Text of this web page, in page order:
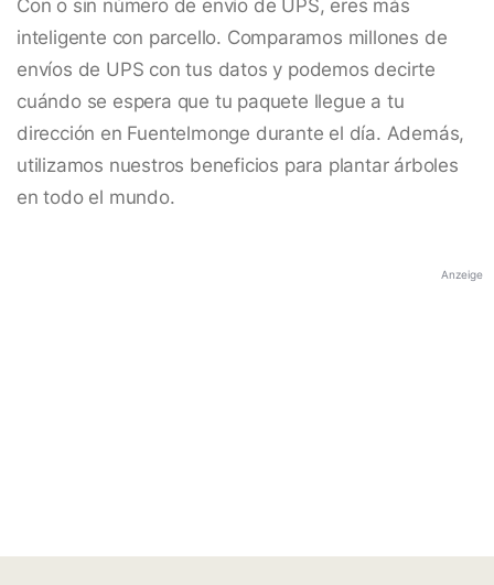
Con o sin número de envío de UPS, eres más
inteligente con parcello. Comparamos millones de
envíos de UPS con tus datos y podemos decirte
cuándo se espera que tu paquete llegue a tu
dirección en Fuentelmonge durante el día. Además,
utilizamos nuestros beneficios para plantar árboles
en todo el mundo.
Anzeige